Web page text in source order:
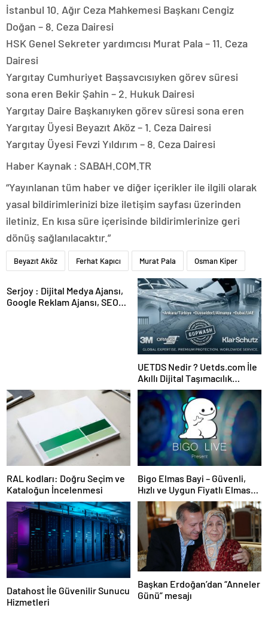
İstanbul 10. Ağır Ceza Mahkemesi Başkanı Cengiz
Doğan – 8. Ceza Dairesi
HSK Genel Sekreter yardımcısı Murat Pala – 11. Ceza
Dairesi
Yargıtay Cumhuriyet Başsavcısıyken görev süresi
sona eren Bekir Şahin – 2. Hukuk Dairesi
Yargıtay Daire Başkanıyken görev süresi sona eren
Yargıtay Üyesi Beyazıt Aköz – 1. Ceza Dairesi
Yargıtay Üyesi Fevzi Yıldırım – 8. Ceza Dairesi
Haber Kaynak : SABAH.COM.TR
“Yayınlanan tüm haber ve diğer içerikler ile ilgili olarak
yasal bildirimlerinizi bize iletişim sayfası üzerinden
iletiniz. En kısa süre içerisinde bildirimlerinize geri
dönüş sağlanılacaktır.”
Beyazıt Aköz Ferhat Kapıcı Murat Pala Osman Kiper
Serjoy : Dijital Medya Ajansı,
Google Reklam Ajansı, SEO
UETDS Nedir ? Uetds.com İle
Akıllı Dijital Taşımacılık
Yazılımı
RAL kodları: Doğru Seçim ve
Kataloğun İncelenmesi
Bigo Elmas Bayi – Güvenli,
Hızlı ve Uygun Fiyatlı Elmas
Satın Almanın Yeni Adresi
Datahost İle Güvenilir Sunucu
Hizmetleri
Başkan Erdoğan’dan “Anneler
Günü” mesajı